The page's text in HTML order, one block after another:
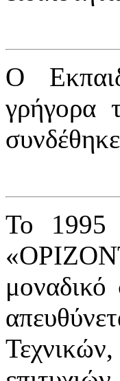
Ο
γρήγορα
Το 1995